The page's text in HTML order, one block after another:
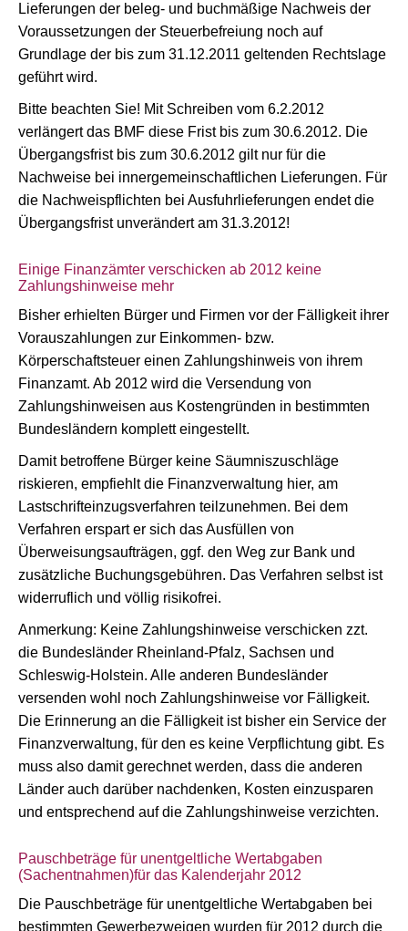
Lieferungen der beleg- und buchmäßige Nachweis der
Voraussetzungen der Steuerbefreiung noch auf
Grundlage der bis zum 31.12.2011 geltenden Rechtslage
geführt wird.
Bitte beachten Sie! Mit Schreiben vom 6.2.2012
verlängert das BMF diese Frist bis zum 30.6.2012. Die
Übergangsfrist bis zum 30.6.2012 gilt nur für die
Nachweise bei innergemeinschaftlichen Lieferungen. Für
die Nachweispflichten bei Ausfuhrlieferungen endet die
Übergangsfrist unverändert am 31.3.2012!
Einige Finanzämter verschicken ab 2012 keine
Zahlungshinweise mehr
Bisher erhielten Bürger und Firmen vor der Fälligkeit ihrer
Vorauszahlungen zur Einkommen- bzw.
Körperschaftsteuer einen Zahlungshinweis von ihrem
Finanzamt. Ab 2012 wird die Versendung von
Zahlungshinweisen aus Kostengründen in bestimmten
Bundesländern komplett eingestellt.
Damit betroffene Bürger keine Säumniszuschläge
riskieren, empfiehlt die Finanzverwaltung hier, am
Lastschrifteinzugsverfahren teilzunehmen. Bei dem
Verfahren erspart er sich das Ausfüllen von
Überweisungsaufträgen, ggf. den Weg zur Bank und
zusätzliche Buchungsgebühren. Das Verfahren selbst ist
widerruflich und völlig risikofrei.
Anmerkung: Keine Zahlungshinweise verschicken zzt.
die Bundesländer Rheinland-Pfalz, Sachsen und
Schleswig-Holstein. Alle anderen Bundesländer
versenden wohl noch Zahlungshinweise vor Fälligkeit.
Die Erinnerung an die Fälligkeit ist bisher ein Service der
Finanzverwaltung, für den es keine Verpflichtung gibt. Es
muss also damit gerechnet werden, dass die anderen
Länder auch darüber nachdenken, Kosten einzusparen
und entsprechend auf die Zahlungshinweise verzichten.
Pauschbeträge für unentgeltliche Wertabgaben
(Sachentnahmen)für das Kalenderjahr 2012
Die Pauschbeträge für unentgeltliche Wertabgaben bei
bestimmten Gewerbezweigen wurden für 2012 durch die